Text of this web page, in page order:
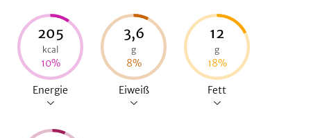
205
kcal
10%
Energie
3,6
g
8%
Eiweiß
12
g
18%
Fett